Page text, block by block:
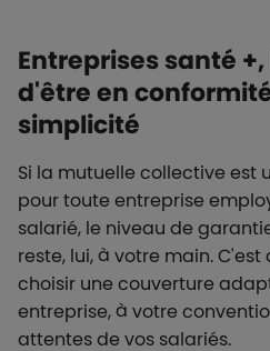
Entreprises santé
d'être en
simplicité
Si la mutuelle collective est
pour toute entreprise
salarié, le niveau de
reste, lui, à votre main.
choisir une couverture
entreprise, à votre
attentes de vos salariés.